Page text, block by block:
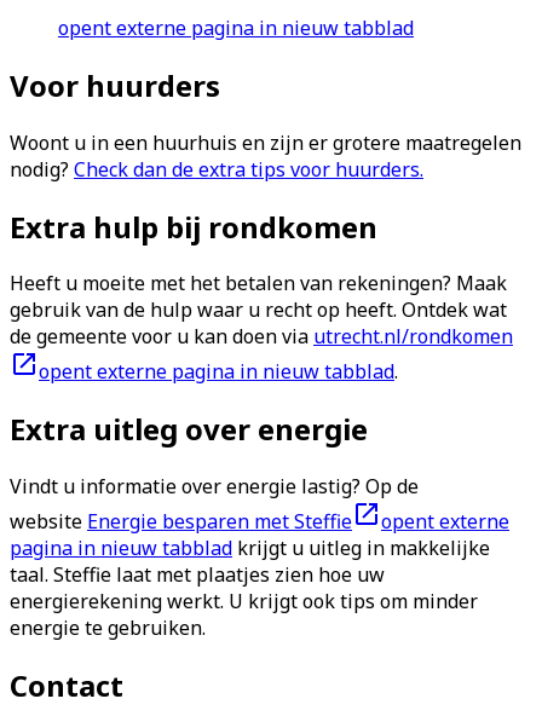
opent externe pagina in nieuw tabblad
Voor huurders
Woont u in een huurhuis en zijn er grotere maatregelen
nodig? Check dan de extra tips voor huurders.
Extra hulp bij rondkomen
Heeft u moeite met het betalen van rekeningen? Maak
gebruik van de hulp waar u recht op heeft. Ontdek wat
de gemeente voor u kan doen via utrecht.nl/rondkomen
opent externe pagina in nieuw tabblad.
Extra uitleg over energie
Vindt u informatie over energie lastig? Op de
website Energie besparen met Steffie
opent externe
pagina in nieuw tabblad krijgt u uitleg in makkelijke
taal. Steffie laat met plaatjes zien hoe uw
energierekening werkt. U krijgt ook tips om minder
energie te gebruiken.
Contact